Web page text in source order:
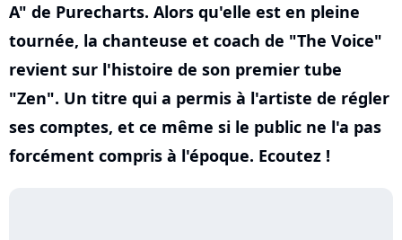
A" de Purecharts. Alors qu'elle est en pleine
tournée, la chanteuse et coach de "The Voice"
revient sur l'histoire de son premier tube
"Zen". Un titre qui a permis à l'artiste de régler
ses comptes, et ce même si le public ne l'a pas
forcément compris à l'époque. Ecoutez !